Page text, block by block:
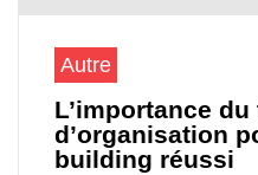
Autre
L’importance du
d’organisation
building réussi